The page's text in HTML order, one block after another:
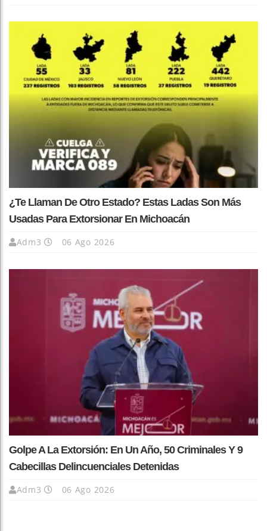
¿Te Llaman De Otro Estado? Estas Ladas Son Más
Usadas Para Extorsionar En Michoacán
Adm3 06 Ago 2026
Golpe A La Extorsión: En Un Año, 50 Criminales Y 9
Cabecillas Delincuenciales Detenidas
Adm3 06 Ago 2026